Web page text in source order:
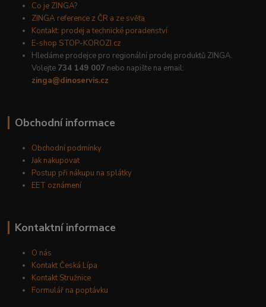
Co je ZINGA?
ZINGA reference z ČR a ze světa
Kontakt: prodej a technické poradenství
E-shop STOP-KOROZI.cz
Hledáme prodejce pro regionální prodej produktů ZINGA.
Volejte 734 149 007 nebo napište na email:
zinga@dinoservis.cz
Obchodní informace
Obchodní podmínky
Jak nakupovat
Postup při nákupu na splátky
EET oznámení
Kontaktní informace
O nás
Kontakt Česká Lípa
Kontakt Stružnice
Formulář na poptávku